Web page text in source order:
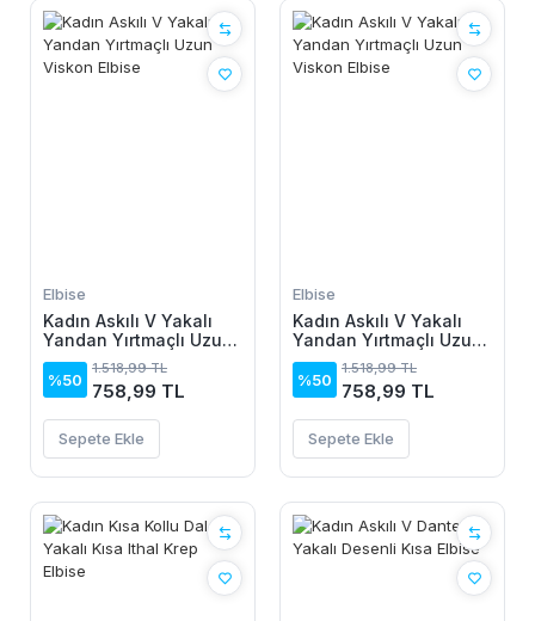
Elbise
Kadın Askılı V Yakalı
Yandan Yırtmaçlı Uzun
Viskon Elbise
%50
1.518,99 TL
758,99 TL
Sepete Ekle
Elbise
Kadın Askılı V Yakalı
Yandan Yırtmaçlı Uzun
Viskon Elbise
%50
1.518,99 TL
758,99 TL
Sepete Ekle